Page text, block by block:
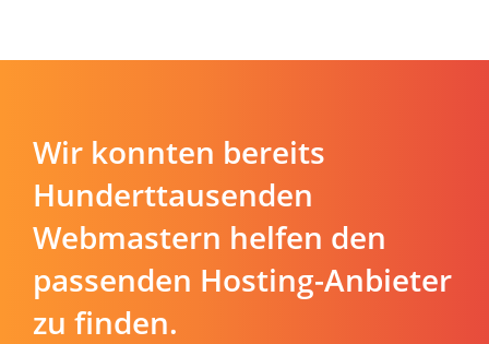
Wir konnten bereits
Hunderttausenden
Webmastern helfen den
passenden Hosting-Anbieter
zu finden.